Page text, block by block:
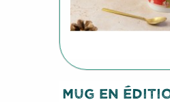
Mug En